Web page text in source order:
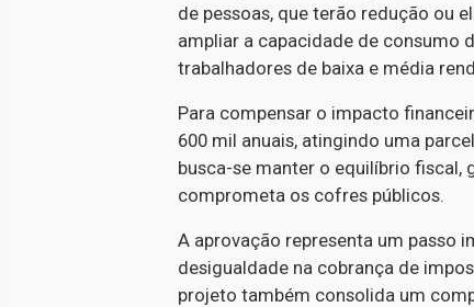
de pessoas, que terão redução ou
ampliar a capacidade de consumo
trabalhadores de baixa e média
Para compensar o impacto
600 mil anuais, atingindo uma
busca-se manter o equilíbrio fiscal,
comprometa os cofres públicos.
A aprovação representa um passo
desigualdade na cobrança de
projeto também consolida um